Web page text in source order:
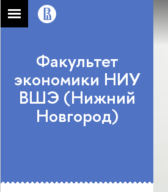
Факультет
экономики НИУ
ВШЭ (Нижний
Новгород)